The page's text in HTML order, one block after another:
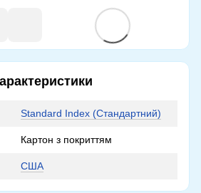
Standard Index (Стандартний)
Картон з покриттям
США